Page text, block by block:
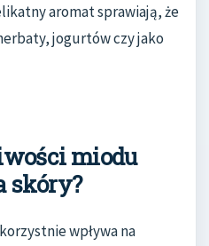
aromat sprawiają, że
jogurtów czy jako
miodu
skóry?
wpływa na